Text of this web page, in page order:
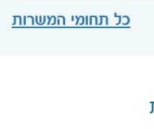
כל תחומי המשרות